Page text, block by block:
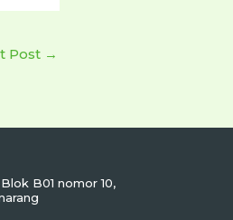
Post →
B01 nomor 10,